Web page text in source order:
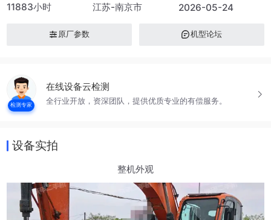
11883小时 江苏-南京市 2026-05-24
原厂参数 机型论坛
检测专家
在线设备云检测
全行业开放，资深团队，提供优质专业的有偿服务。
设备实拍
整机外观